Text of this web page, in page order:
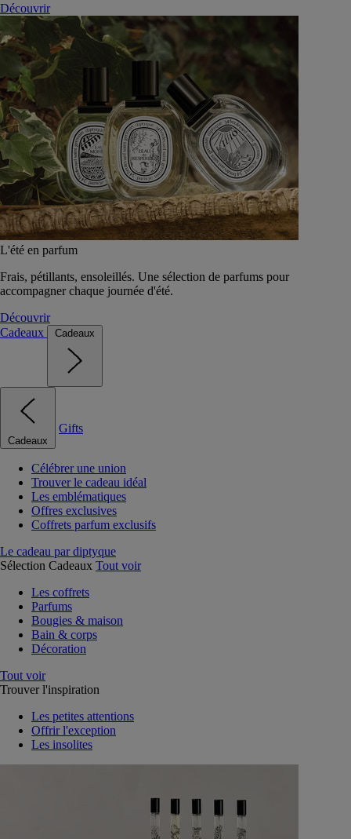
Découvrir
L'été en parfum
Frais, pétillants, ensoleillés. Une sélection de parfums pour
accompagner chaque journée d'été.
Découvrir
Cadeaux
Cadeaux
Cadeaux
Gifts
Célébrer une union
Trouver le cadeau idéal
Les emblématiques
Offres exclusives
Coffrets parfum exclusifs
Le cadeau par diptyque
Sélection Cadeaux Tout voir
Les coffrets
Parfums
Bougies & maison
Bain & corps
Décoration
Tout voir
Trouver l'inspiration
Les petites attentions
Offrir l'exception
Les insolites